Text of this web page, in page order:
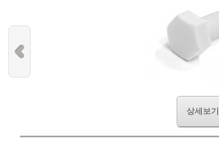
상세보기